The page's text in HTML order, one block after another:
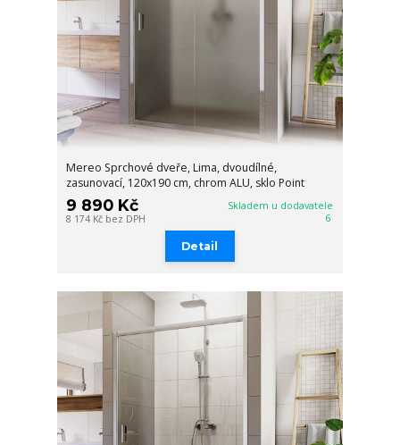
Mereo Sprchové dveře, Lima, dvoudílné,
zasunovací, 120x190 cm, chrom ALU, sklo Point
9 890 Kč
8 174 Kč bez DPH
Skladem u dodavatele
6
Detail